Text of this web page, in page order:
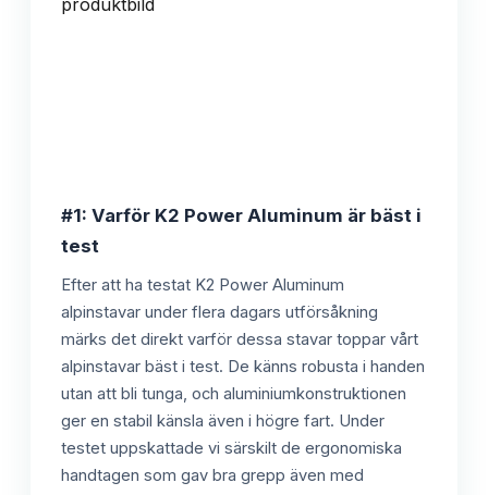
#1: Varför K2 Power Aluminum är bäst i
test
Efter att ha testat K2 Power Aluminum
alpinstavar under flera dagars utförsåkning
märks det direkt varför dessa stavar toppar vårt
alpinstavar bäst i test. De känns robusta i handen
utan att bli tunga, och aluminiumkonstruktionen
ger en stabil känsla även i högre fart. Under
testet uppskattade vi särskilt de ergonomiska
handtagen som gav bra grepp även med